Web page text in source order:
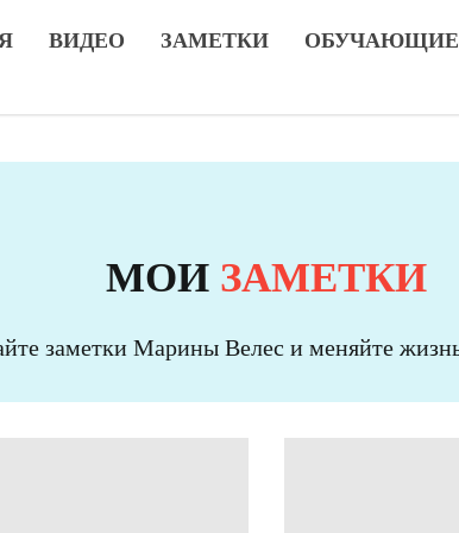
ВИДЕО ЗАМЕТКИ
МОИ ЗАМЕТКИ
заметки Марины Велес и меняйте